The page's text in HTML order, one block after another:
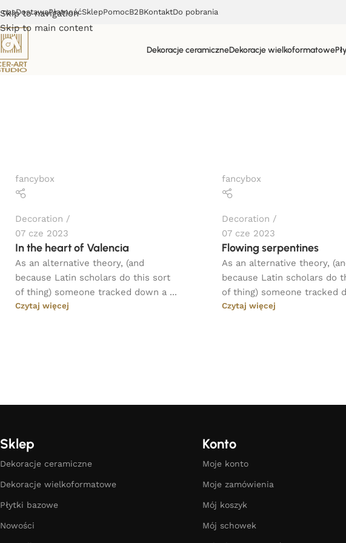
Skip to navigation
Skip to main content
nasDostawaPłatnośćSklepPomocB2BKontaktDo pobrania
Dekoracje ceramiczneDekoracje wielkoformatowe
fancybox
Decoration
07 cze 2023
In the heart of Valencia
As an alternative theory, (and
because Latin scholars do this sort
of thing) someone tracked down a ...
Czytaj więcej
fancybox
Decoration
07 cze 2023
Flowing serpentines
As an alternative theory,
because Latin scholars do
of thing) someone tracked
Czytaj więcej
Sklep
Dekoracje ceramiczne
Dekoracje wielkoformatowe
Płytki bazowe
Nowości
Konto
Moje konto
Moje zamówienia
Mój koszyk
Mój schowek